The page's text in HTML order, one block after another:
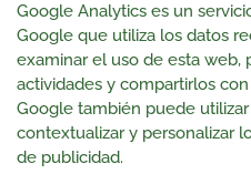
Google Analytics es un
Google que utiliza los datos
examinar el uso de esta web,
actividades y compartirlos
Google también puede
contextualizar y personalizar
de publicidad.